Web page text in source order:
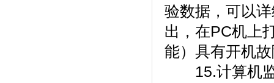
验数据，可
出，在PC
能）具有开机故
15.计算机监